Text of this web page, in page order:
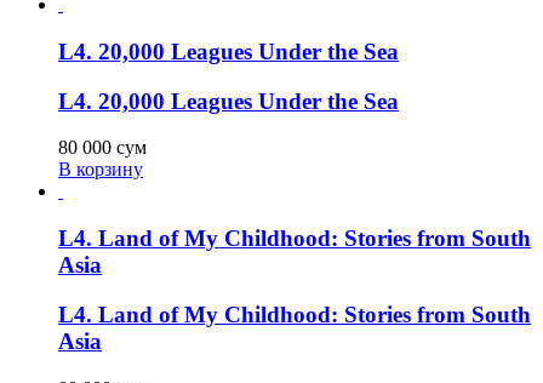
L4. 20,000 Leagues Under the Sea
L4. 20,000 Leagues Under the Sea
80 000 сум
В корзину
L4. Land of My Childhood: Stories from South
Asia
L4. Land of My Childhood: Stories from South
Asia